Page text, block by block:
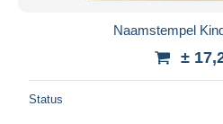
Naamstempel
±
Status